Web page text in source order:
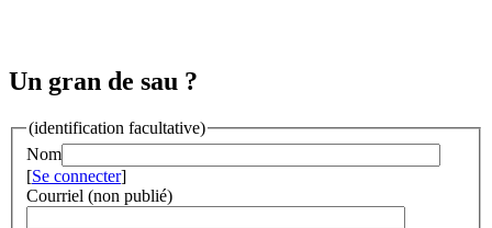
Un gran de sau ?
(identification facultative)
Nom
[Se connecter]
Courriel (non publié)